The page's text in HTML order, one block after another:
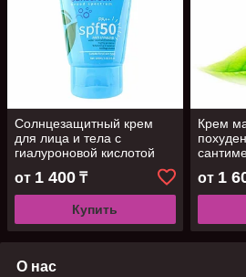
Солнцезащитный крем
для лица и тела с
гиалуроновой кислотой
SPF 50 Disaar, 100мл
от 1 400 ₸
Купить
Крем
чай),
от 1
О нас